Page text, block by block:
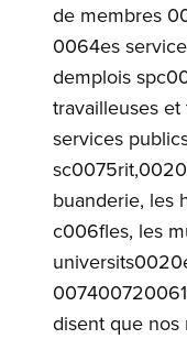
de membres
0064es
demplois
travailleuses
services
buanderie, les
c006fles, les
disent que nos